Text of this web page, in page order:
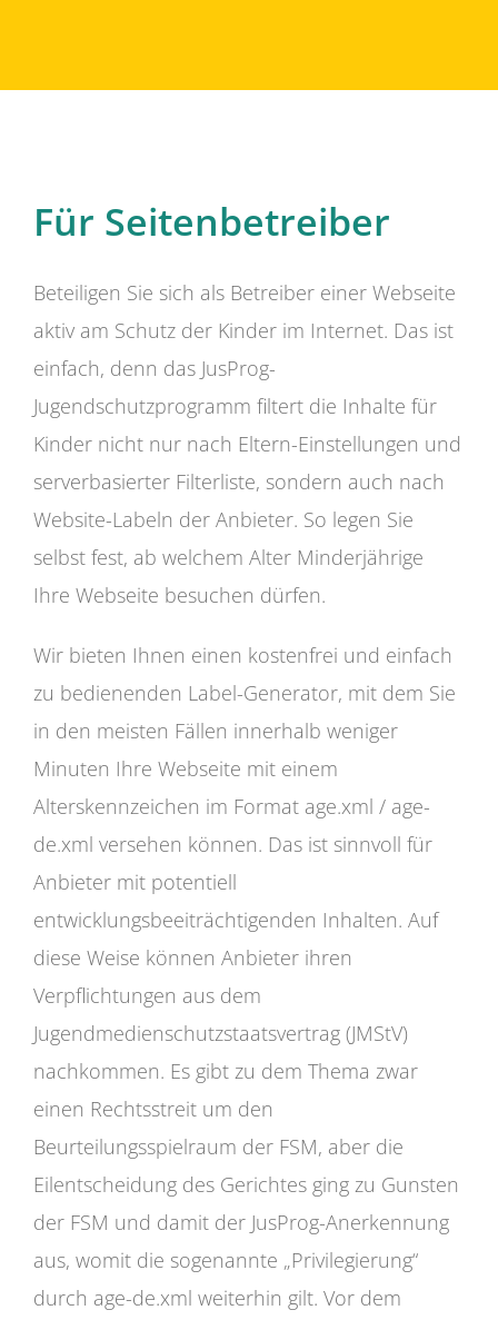
Für Seitenbetreiber
Beteiligen Sie sich als Betreiber einer Webseite
aktiv am Schutz der Kinder im Internet. Das ist
einfach, denn das JusProg-
Jugendschutzprogramm filtert die Inhalte für
Kinder nicht nur nach Eltern-Einstellungen und
serverbasierter Filterliste, sondern auch nach
Website-Labeln der Anbieter. So legen Sie
selbst fest, ab welchem Alter Minderjährige
Ihre Webseite besuchen dürfen.
Wir bieten Ihnen einen kostenfrei und einfach
zu bedienenden Label-Generator, mit dem Sie
in den meisten Fällen innerhalb weniger
Minuten Ihre Webseite mit einem
Alterskennzeichen im Format age.xml / age-
de.xml versehen können. Das ist sinnvoll für
Anbieter mit potentiell
entwicklungsbeeiträchtigenden Inhalten. Auf
diese Weise können Anbieter ihren
Verpflichtungen aus dem
Jugendmedienschutzstaatsvertrag (JMStV)
nachkommen. Es gibt zu dem Thema zwar
einen Rechtsstreit um den
Beurteilungsspielraum der FSM, aber die
Eilentscheidung des Gerichtes ging zu Gunsten
der FSM und damit der JusProg-Anerkennung
aus, womit die sogenannte „Privilegierung“
durch age-de.xml weiterhin gilt. Vor dem